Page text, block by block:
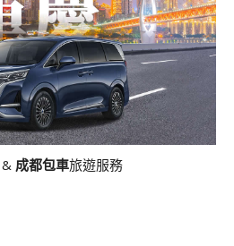
成都包車旅遊服務